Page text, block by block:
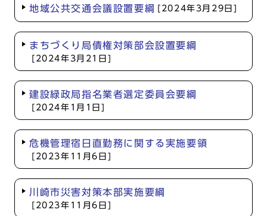
地域公共交通会議設置要綱 [2024年3月29日]
まちづくり局債権対策部会設置要綱
[2024年3月21日]
建設緑政局指名業者選定委員会要綱
[2024年1月1日]
危機管理宿日直勤務に関する実施要領
[2023年11月6日]
川崎市災害対策本部実施要綱
[2023年11月6日]